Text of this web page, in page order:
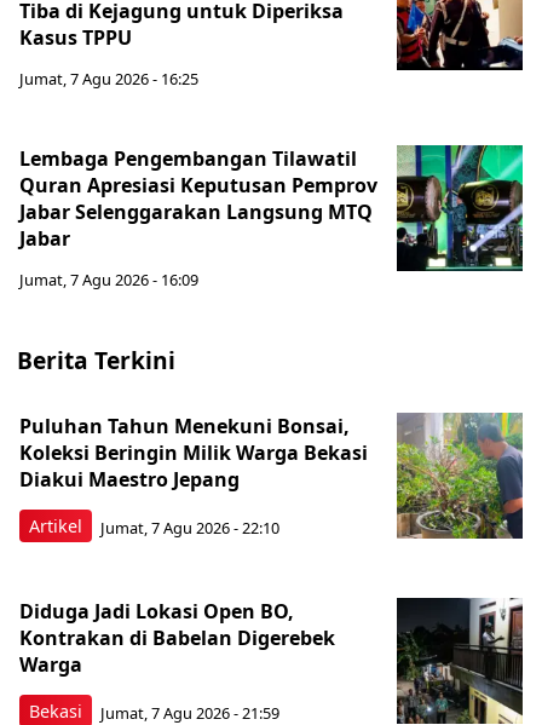
Tiba di Kejagung untuk Diperiksa
Kasus TPPU
Jumat, 7 Agu 2026 - 16:25
Lembaga Pengembangan Tilawatil
Quran Apresiasi Keputusan Pemprov
Jabar Selenggarakan Langsung MTQ
Jabar
Jumat, 7 Agu 2026 - 16:09
Berita Terkini
Artikel
Puluhan Tahun Menekuni Bonsai,
Koleksi Beringin Milik Warga Bekasi
Diakui Maestro Jepang
Jumat, 7 Agu 2026 - 22:10
Bekasi
Diduga Jadi Lokasi Open BO,
Kontrakan di Babelan Digerebek
Warga
Jumat, 7 Agu 2026 - 21:59